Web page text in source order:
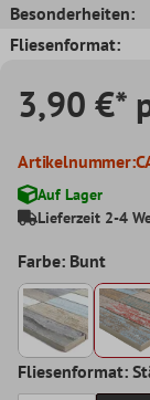
Besonderheiten:
Fliesenformat:
3,90 €*
Artikelnummer:
Auf Lager
Lieferzeit 2-4
Farbe: Bunt
Fliesenformat: